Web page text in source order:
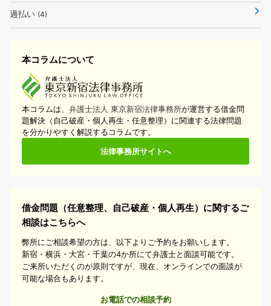
過払い (4)
本コラムについて
本コラムは、 弁護士法人 東京新宿法律事務所が運営する借金問
題解決（自己破産・個人再生・任意整理）に関連する法律問題
を分かりやすく解説するコラムです。
法律事務所サイトへ
借金問題（任意整理、自己破産・個人再生）に関するご
相談はこちらへ
弊所にご相談希望の方は、以下よりご予約をお願いします。
新宿・横浜・大宮・千葉の4か所にて弁護士と面談可能です。
ご来所いただくのが原則ですが、現在、オンラインでの面談が
可能な場合もあります。
お電話での相談予約